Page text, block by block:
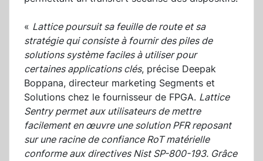
« Lattice poursuit sa feuille de route et sa
stratégie qui consiste à fournir des piles de
solutions système faciles à utiliser pour
certaines applications clés, précise Deepak
Boppana, directeur marketing Segments et
Solutions chez le fournisseur de FPGA. Lattice
Sentry permet aux utilisateurs de mettre
facilement en œuvre une solution PFR reposant
sur une racine de confiance RoT matérielle
conforme aux directives Nist SP-800-193. Grâce